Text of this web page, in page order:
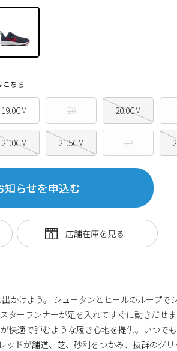
19.0CM 20 20.0CM
21.0CM 21.5CM 22
こちら
知らせを申込む
かけよう。 シュータンとヒールのループで
ターランナーが足を入れてすぐに動きだせ
快適で弾むような履き心地を提供。いつで
ッドが舗道、芝、砂利をつかみ、抜群のグ